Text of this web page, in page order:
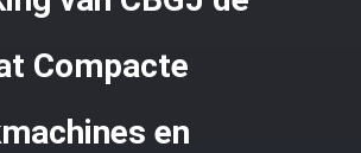
Compacte
en